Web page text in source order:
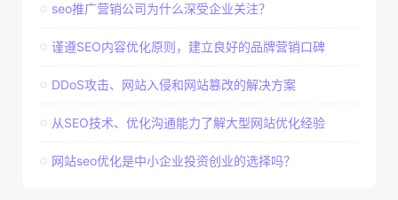
seo推广营销公司为什么深受企业关注？
谨遵SEO内容优化原则，建立良好的品牌营销口碑
DDoS攻击、网站入侵和网站篡改的解决方案
从SEO技术、优化沟通能力了解大型网站优化经验
网站seo优化是中小企业投资创业的选择吗？